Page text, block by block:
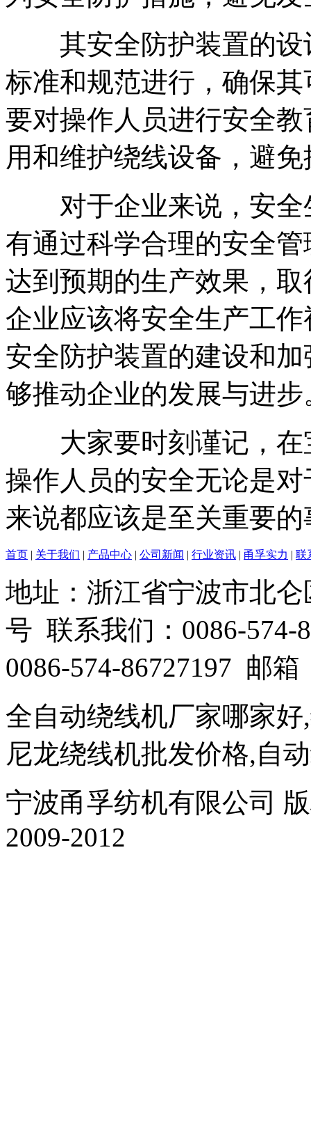
其安全防护装置的设
标准和规范进行，确保
要对操作人员进行安全
用和维护绕线设备，避
对于企业来说，安全
有通过科学合理的安全
达到预期的生产效果，
企业应该将安全生产工
安全防护装置的建设和
够推动企业的发展与进步
大家要时刻谨记，在
操作人员的安全无论是
来说都应该是至关重要的
首页 | 关于我们 | 产品中心 | 公司新闻 | 行业资讯 | 甬孚实力 | 联
地址：浙江省宁波市北
号 联系我们：0086-574-
0086-574-86727197 邮箱
全自动绕线机厂家哪家
尼龙绕线机批发价格,自
宁波甬孚纺机有限公司
2009-2012